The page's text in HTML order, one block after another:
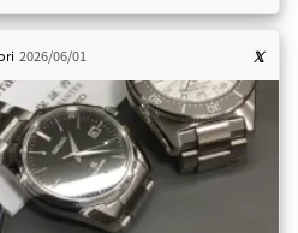
2026/06/01